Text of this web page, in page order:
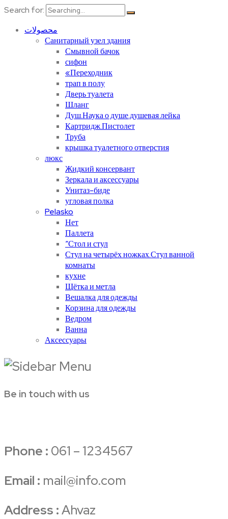
Search for:
محصولات
Санитарный узел здания
Смывной бачок
сифон
«Переходник
трап в полу
Дверь туалета
Шланг
Душ.Наука о душе.душевая лейка
Картридж.Пистолет
Труба
крышка туалетного отверстия
люкс
Жидкий консервант
Зеркала и аксессуары
Унитаз-биде
угловая полка
Pelasko
Нет
Паллета
“Стол и стул
Стул на четырёх ножках.Стул ванной
комнаты
кухне
Щётка и метла
Вешалка для одежды
Корзина для одежды
Ведром
Ванна
Аксессуары
Be in touch with us
Phone : 061 – 1234567
Email : mail@info.com
Address :Ahvaz